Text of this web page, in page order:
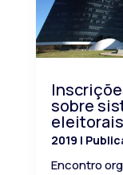
sobre
eleitorais
2019 |
Encontro